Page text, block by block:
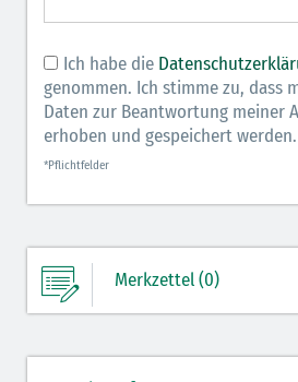
Ich habe die
genommen. Ich stimme zu, dass
Daten zur Beantwortung meiner
erhoben und gespeichert werden.
*Pflichtfelder
Merkzettel (0)